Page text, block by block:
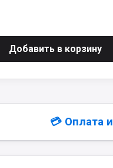
Добавить в корзину
💳 Оплата